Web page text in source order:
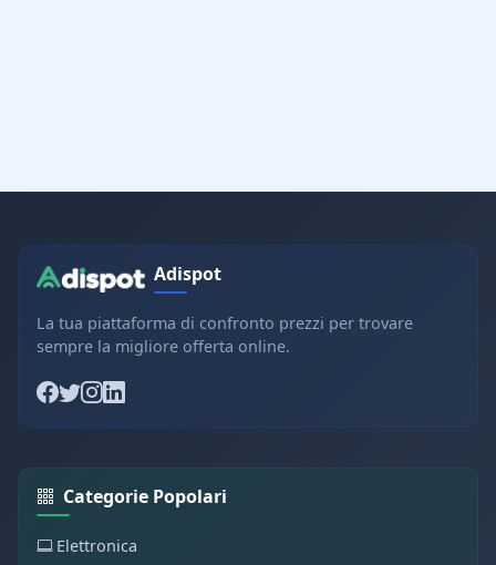
Adispot
La tua piattaforma di confronto prezzi per trovare
sempre la migliore offerta online.
Categorie Popolari
Elettronica